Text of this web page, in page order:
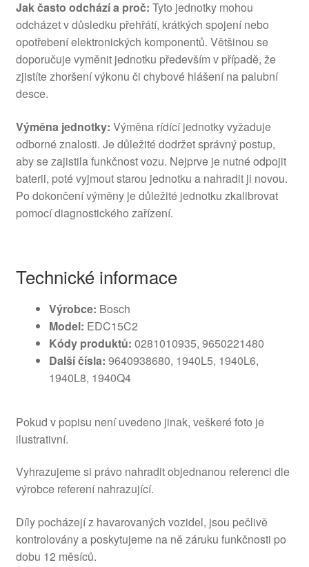
Jak často odchází a proč: Tyto jednotky mohou
odcházet v důsledku přehřátí, krátkých spojení nebo
opotřebení elektronických komponentů. Většinou se
doporučuje vyměnit jednotku především v případě, že
zjistíte zhoršení výkonu či chybové hlášení na palubní
desce.
Výměna jednotky: Výměna rídící jednotky vyžaduje
odborné znalosti. Je důležité dodržet správný postup,
aby se zajistila funkčnost vozu. Nejprve je nutné odpojit
baterii, poté vyjmout starou jednotku a nahradit ji novou.
Po dokončení výměny je důležité jednotku zkalibrovat
pomocí diagnostického zařízení.
Technické informace
Výrobce: Bosch
Model: EDC15C2
Kódy produktů: 0281010935, 9650221480
Další čísla: 9640938680, 1940L5, 1940L6,
1940L8, 1940Q4
Pokud v popisu není uvedeno jinak, veškeré foto je
ilustrativní.
Vyhrazujeme si právo nahradit objednanou referenci dle
výrobce referení nahrazující.
Díly pocházejí z havarovaných vozidel, jsou pečlivě
kontrolovány a poskytujeme na ně záruku funkčnosti po
dobu 12 měsíců.